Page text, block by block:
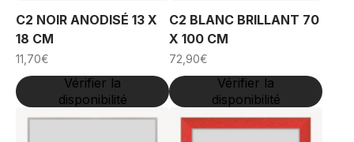
C2 NOIR ANODISÉ 13 X
18 CM
11,70€
Vérifier la
disponibilité
C2 BLANC BRILLANT 70
X 100 CM
72,90€
Vérifier la
disponibilité